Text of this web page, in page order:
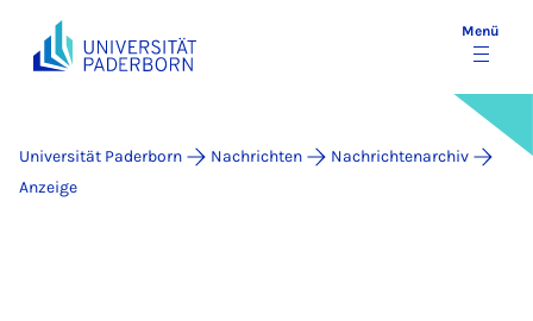
Menü
Universität Paderborn Nachrichten
Nachrichtenarchiv
Anzeige